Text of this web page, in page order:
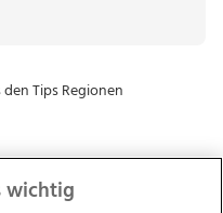
wichtig